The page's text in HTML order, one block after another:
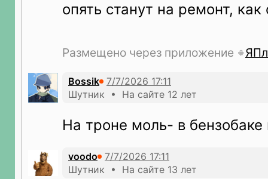
опять станут на ремонт, как
Размещено через приложение
Bossik
Шутник • На сайте 12 лет
На троне моль- в бензобаке
voodo
Шутник • На сайте 13 лет